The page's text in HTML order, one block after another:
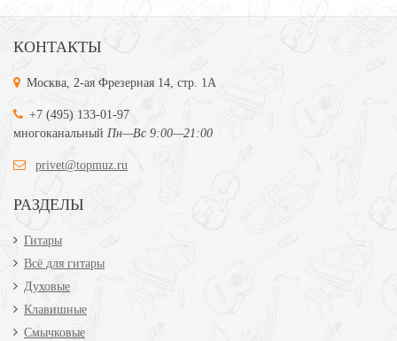
КОНТАКТЫ
Москва, 2-ая Фрезерная 14, стр. 1А
+7 (495) 133-01-97
многоканальный Пн—Вс 9:00—21:00
privet@topmuz.ru
РАЗДЕЛЫ
Гитары
Всё для гитары
Духовые
Клавишные
Смычковые